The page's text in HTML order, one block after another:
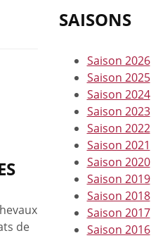
de
SAISONS
Saison 2026
Saison 2025
Saison 2024
Saison 2023
Saison 2022
Saison 2021
Saison 2020
Saison 2019
Saison 2018
Saison 2017
Saison 2016